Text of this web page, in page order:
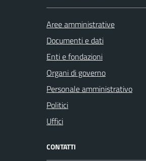
Aree amministrative
Documenti e dati
Enti e fondazioni
Organi di governo
Personale amministrativo
Politici
Uffici
CONTATTI